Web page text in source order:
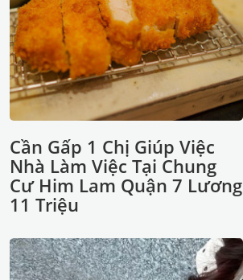
Cần Gấp 1 Chị Giúp Việc
Nhà Làm Việc Tại Chung
Cư Him Lam Quận 7 Lương
11 Triệu